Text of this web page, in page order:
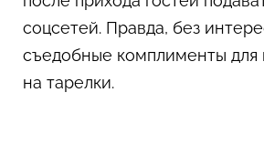
соцсетей. Правда, без
съедобные комплименты для
на тарелки.